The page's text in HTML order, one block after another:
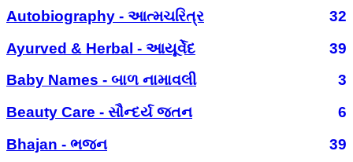
Autobiography - આત્મચરિત્ર
32
Ayurved & Herbal - આયૂર્વેદ
39
Baby Names - બાળ નામાવલી
3
Beauty Care - સૌન્દર્ય જતન
6
Bhajan - ભજન
39